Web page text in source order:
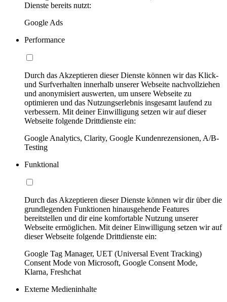
Dienste bereits nutzt:
Google Ads
Performance
Durch das Akzeptieren dieser Dienste können wir das Klick-
und Surfverhalten innerhalb unserer Webseite nachvollziehen
und anonymisiert auswerten, um unsere Webseite zu
optimieren und das Nutzungserlebnis insgesamt laufend zu
verbessern. Mit deiner Einwilligung setzen wir auf dieser
Webseite folgende Drittdienste ein:
Google Analytics, Clarity, Google Kundenrezensionen, A/B-
Testing
Funktional
Durch das Akzeptieren dieser Dienste können wir dir über die
grundlegenden Funktionen hinausgehende Features
bereitstellen und dir eine komfortable Nutzung unserer
Webseite ermöglichen. Mit deiner Einwilligung setzen wir auf
dieser Webseite folgende Drittdienste ein:
Google Tag Manager, UET (Universal Event Tracking)
Consent Mode von Microsoft, Google Consent Mode,
Klarna, Freshchat
Externe Medieninhalte